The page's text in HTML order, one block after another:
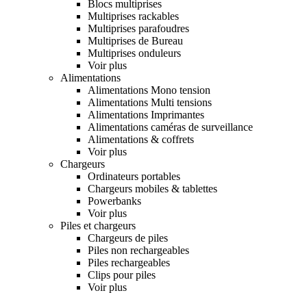
Blocs multiprises
Multiprises rackables
Multiprises parafoudres
Multiprises de Bureau
Multiprises onduleurs
Voir plus
Alimentations
Alimentations Mono tension
Alimentations Multi tensions
Alimentations Imprimantes
Alimentations caméras de surveillance
Alimentations & coffrets
Voir plus
Chargeurs
Ordinateurs portables
Chargeurs mobiles & tablettes
Powerbanks
Voir plus
Piles et chargeurs
Chargeurs de piles
Piles non rechargeables
Piles rechargeables
Clips pour piles
Voir plus